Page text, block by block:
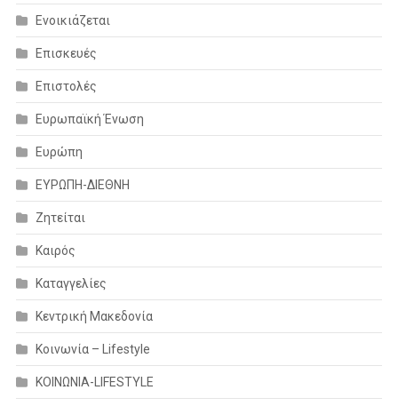
Ενοικιάζεται
Επισκευές
Επιστολές
Ευρωπαϊκή Ένωση
Ευρώπη
ΕΥΡΩΠΗ-ΔΙΕΘΝΗ
Ζητείται
Καιρός
Καταγγελίες
Κεντρική Μακεδονία
Κοινωνία – Lifestyle
ΚΟΙΝΩΝΙΑ-LIFESTYLE